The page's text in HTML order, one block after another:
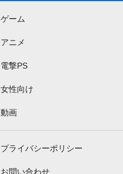
ゲーム
アニメ
電撃PS
女性向け
動画
プライバシーポリシー
お問い合わせ